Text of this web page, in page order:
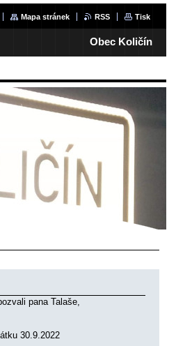
Mapa stránek RSS Tisk
Obec Količín
pana Talaše,
30.9.2022